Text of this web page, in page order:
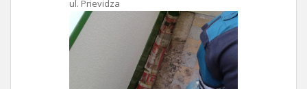
ul. Prievidza